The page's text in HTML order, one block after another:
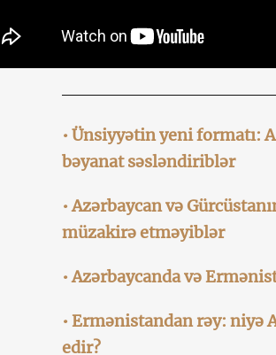
• Ünsiyyətin yeni formatı:
bəyanat səsləndiriblər
• Azərbaycan və
müzakirə etməyiblər
• Azərbaycanda və
• Ermənistandan rəy: niyə
edir?